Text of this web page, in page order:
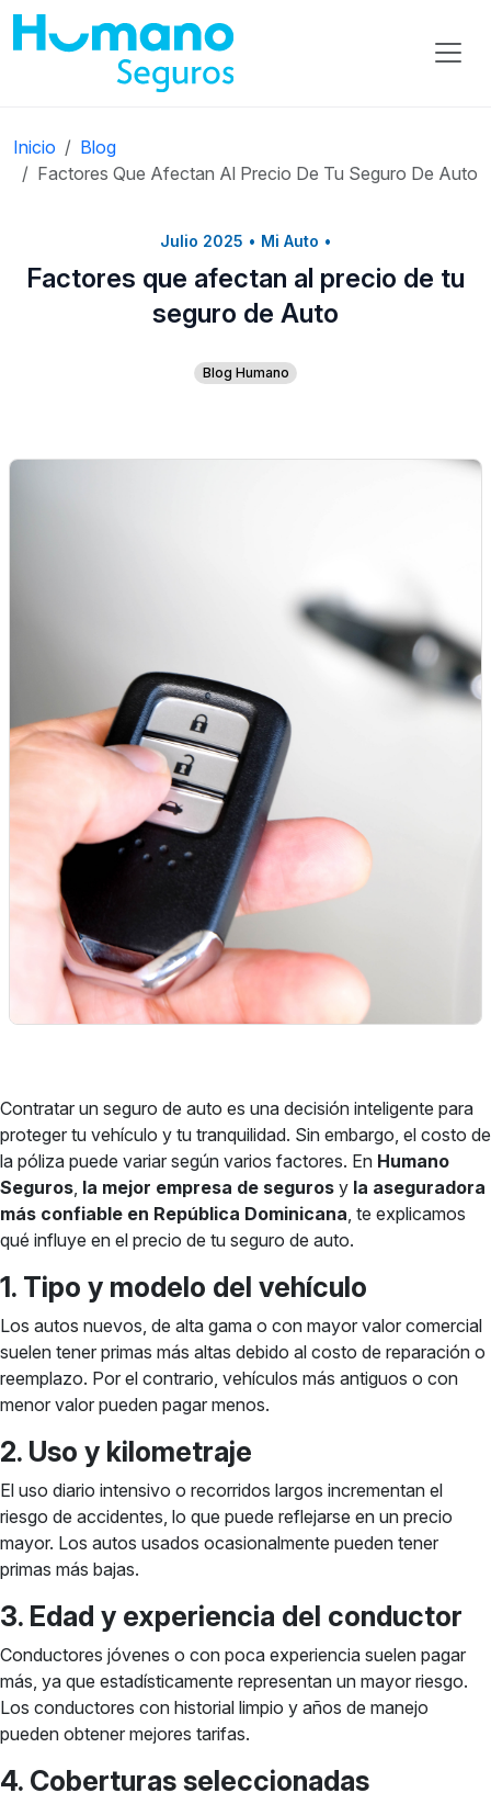
Inicio
Blog
Factores Que Afectan Al Precio De Tu Seguro De Auto
Julio 2025 • Mi Auto •
Factores que afectan al precio de tu
seguro de Auto
Blog Humano
Contratar un seguro de auto es una decisión inteligente para
proteger tu vehículo y tu tranquilidad. Sin embargo, el costo de
la póliza puede variar según varios factores. En Humano
Seguros, la mejor empresa de seguros y la aseguradora
más confiable en República Dominicana, te explicamos
qué influye en el precio de tu seguro de auto.
1. Tipo y modelo del vehículo
Los autos nuevos, de alta gama o con mayor valor comercial
suelen tener primas más altas debido al costo de reparación o
reemplazo. Por el contrario, vehículos más antiguos o con
menor valor pueden pagar menos.
2. Uso y kilometraje
El uso diario intensivo o recorridos largos incrementan el
riesgo de accidentes, lo que puede reflejarse en un precio
mayor. Los autos usados ocasionalmente pueden tener
primas más bajas.
3. Edad y experiencia del conductor
Conductores jóvenes o con poca experiencia suelen pagar
más, ya que estadísticamente representan un mayor riesgo.
Los conductores con historial limpio y años de manejo
pueden obtener mejores tarifas.
4. Coberturas seleccionadas